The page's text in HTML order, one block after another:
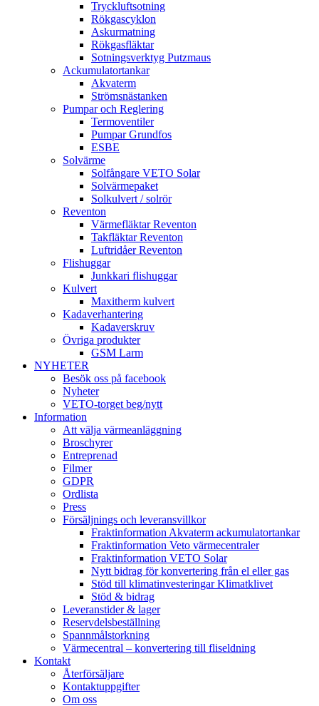
Tryckluftsotning
Rökgascyklon
Askurmatning
Rökgasfläktar
Sotningsverktyg Putzmaus
Ackumulatortankar
Akvaterm
Strömsnästanken
Pumpar och Reglering
Termoventiler
Pumpar Grundfos
ESBE
Solvärme
Solfångare VETO Solar
Solvärmepaket
Solkulvert / solrör
Reventon
Värmefläktar Reventon
Takfläktar Reventon
Luftridåer Reventon
Flishuggar
Junkkari flishuggar
Kulvert
Maxitherm kulvert
Kadaverhantering
Kadaverskruv
Övriga produkter
GSM Larm
NYHETER
Besök oss på facebook
Nyheter
VETO-torget beg/nytt
Information
Att välja värmeanläggning
Broschyrer
Entreprenad
Filmer
GDPR
Ordlista
Press
Försäljnings och leveransvillkor
Fraktinformation Akvaterm ackumulatortankar
Fraktinformation Veto värmecentraler
Fraktinformation VETO Solar
Nytt bidrag för konvertering från el eller gas
Stöd till klimatinvesteringar Klimatklivet
Stöd & bidrag
Leveranstider & lager
Reservdelsbeställning
Spannmålstorkning
Värmecentral – konvertering till fliseldning
Kontakt
Återförsäljare
Kontaktuppgifter
Om oss